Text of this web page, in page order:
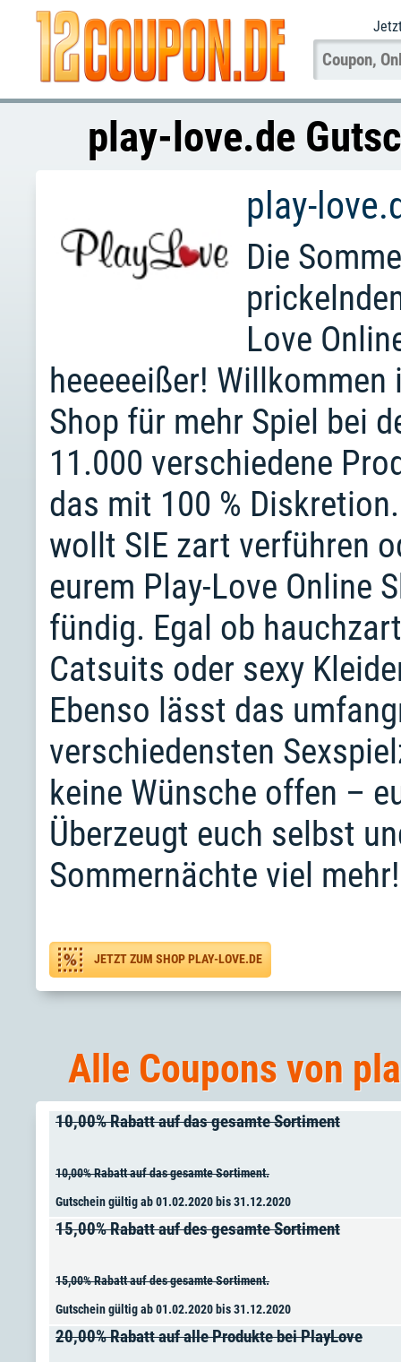
play-love.de
play-
Die
Love
heeeeeißer! Willkommen
Shop für mehr Spiel bei
11.000 verschiedene
das mit 100 %
wollt SIE zart verführen
eurem Play-Love Online
fündig. Egal ob
Catsuits oder sexy
Ebenso lässt das
verschiedensten
keine Wünsche offen –
Überzeugt euch selbst
Sommernächte viel
JETZT ZUM SHOP PLAY-LOVE.DE
Alle Coupons von
10,00% Rabatt auf das gesamte Sortiment
10,00% Rabatt auf das gesamte Sortiment.
Gutschein gültig ab 01.02.2020 bis 31.12.2020
15,00% Rabatt auf des gesamte Sortiment
15,00% Rabatt auf des gesamte Sortiment.
Gutschein gültig ab 01.02.2020 bis 31.12.2020
20,00% Rabatt auf alle Produkte bei PlayLove